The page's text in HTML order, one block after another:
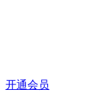
开通会员